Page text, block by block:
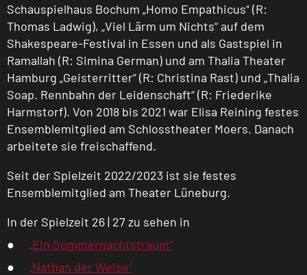
Schauspielhaus Bochum „Homo Empathicus“ (R:
Thomas Ladwig), „Viel Lärm um Nichts“ auf dem
Shakespeare-Festival in Essen und als Gastspiel in
Ramallah (R: Simina German) und am Thalia Theater
Hamburg „Geisterritter“ (R: Christina Rast) und „Thalia
Soap. Rennbahn der Leidenschaft“ (R: Friederike
Harmstorf). Von 2018 bis 2021 war Elisa Reining festes
Ensemblemitglied am Schlosstheater Moers. Danach
arbeitete sie freischaffend.
Seit der Spielzeit 2022/2023 ist sie festes
Ensemblemitglied am Theater Lüneburg.
In der Spielzeit 26 | 27 zu sehen in
„Ein Sommernachtstraum“
„Nathan der Weise“